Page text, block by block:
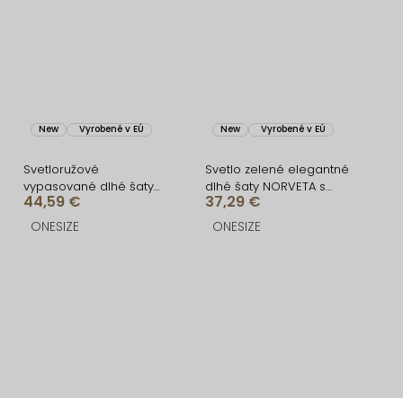
New Vyrobené v EÚ
Svetloružové
vypasované dlhé šaty
UMSEET
44,59 €
ONESIZE
New Vyrobené v EÚ
Svetlo zelené elegantné
dlhé šaty NORVETA s
odhaleným chrbtom
37,29 €
ONESIZE